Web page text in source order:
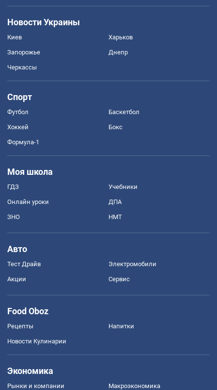
Новости Украины
Киев Харьков
Запорожье Днепр
Черкассы
Спорт
Футбол Баскетбол
Хоккей Бокс
Формула-1
Моя школа
ГДЗ Учебники
Онлайн уроки ДПА
ЗНО НМТ
Авто
Тест Драйв Электромобили
Акции Сервис
Food Oboz
Рецепты Напитки
Новости Кулинарии
Экономика
Рынки и компании Mакроэкономика